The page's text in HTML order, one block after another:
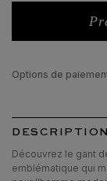
Options de
DESCRIPTION
Découvrez le gant
emblématique qui